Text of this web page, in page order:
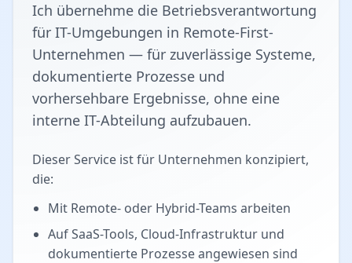
Ich übernehme die Betriebsverantwortung
für IT-Umgebungen in Remote-First-
Unternehmen — für zuverlässige Systeme,
dokumentierte Prozesse und
vorhersehbare Ergebnisse, ohne eine
interne IT-Abteilung aufzubauen.
Dieser Service ist für Unternehmen konzipiert,
die:
Mit Remote- oder Hybrid-Teams arbeiten
Auf SaaS-Tools, Cloud-Infrastruktur und
dokumentierte Prozesse angewiesen sind